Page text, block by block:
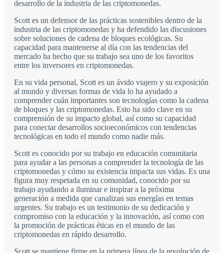
desarrollo de la industria de las criptomonedas.
Scott es un defensor de las prácticas sostenibles dentro de la
industria de las criptomonedas y ha defendido las discusiones
sobre soluciones de cadena de bloques ecológicas. Su
capacidad para mantenerse al día con las tendencias del
mercado ha hecho que su trabajo sea uno de los favoritos
entre los inversores en criptomonedas.
En su vida personal, Scott es un ávido viajero y su exposición
al mundo y diversas formas de vida lo ha ayudado a
comprender cuán importantes son tecnologías como la cadena
de bloques y las criptomonedas. Esto ha sido clave en su
comprensión de su impacto global, así como su capacidad
para conectar desarrollos socioeconómicos con tendencias
tecnológicas en todo el mundo como nadie más.
Scott es conocido por su trabajo en educación comunitaria
para ayudar a las personas a comprender la tecnología de las
criptomonedas y cómo su existencia impacta sus vidas. Es una
figura muy respetada en su comunidad, conocido por su
trabajo ayudando a iluminar e inspirar a la próxima
generación a medida que canalizan sus energías en temas
urgentes. Su trabajo es un testimonio de su dedicación y
compromiso con la educación y la innovación, así como con
la promoción de prácticas éticas en el mundo de las
criptomonedas en rápido desarrollo.